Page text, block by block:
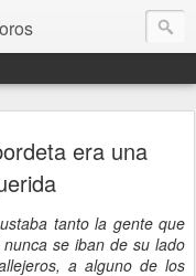
era una
tanto la gente que
se iban de su lado
a alguno de los